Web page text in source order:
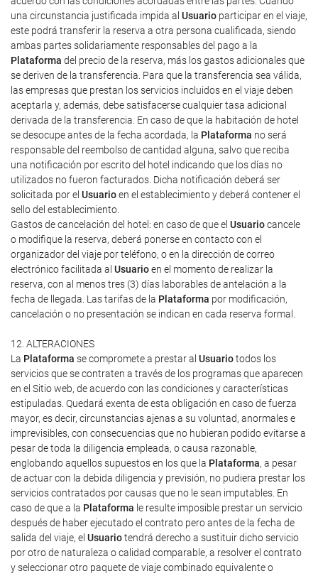
una circunstancia justificada impida al Usuario participar en el viaje,
este podrá transferir la reserva a otra persona cualificada, siendo
ambas partes solidariamente responsables del pago a la
Plataforma del precio de la reserva, más los gastos adicionales que
se deriven de la transferencia. Para que la transferencia sea válida,
las empresas que prestan los servicios incluidos en el viaje deben
aceptarla y, además, debe satisfacerse cualquier tasa adicional
derivada de la transferencia. En caso de que la habitación de hotel
se desocupe antes de la fecha acordada, la Plataforma no será
responsable del reembolso de cantidad alguna, salvo que reciba
una notificación por escrito del hotel indicando que los días no
utilizados no fueron facturados. Dicha notificación deberá ser
solicitada por el Usuarioen el establecimiento y deberá contener el
sello del establecimiento.
Gastos de cancelación del hotel: en caso de que el Usuariocancele
o modifique la reserva, deberá ponerse en contacto con el
organizador del viaje por teléfono, o en la dirección de correo
electrónico facilitada al Usuarioen el momento de realizar la
reserva, con al menos tres (3) días laborables de antelación a la
fecha de llegada. Las tarifas de la Plataforma por modificación,
cancelación o no presentación se indican en cada reserva formal.
12. ALTERACIONES
La Plataforma se compromete a prestar al Usuariotodos los
servicios que se contraten a través de los programas que aparecen
en el Sitio web, de acuerdo con las condiciones y características
estipuladas. Quedará exenta de esta obligación en caso de fuerza
mayor, es decir, circunstancias ajenas a su voluntad, anormales e
imprevisibles, con consecuencias que no hubieran podido evitarse a
pesar de toda la diligencia empleada, o causa razonable,
englobando aquellos supuestos en los que la Plataforma, a pesar
de actuar con la debida diligencia y previsión, no pudiera prestar los
servicios contratados por causas que no le sean imputables. En
caso de que a la Plataforma le resulte imposible prestar un servicio
después de haber ejecutado el contrato pero antes de la fecha de
salida del viaje, el Usuariotendrá derecho a sustituir dicho servicio
por otro de naturaleza o calidad comparable, a resolver el contrato
y seleccionar otro paquete de viaje combinado equivalente o